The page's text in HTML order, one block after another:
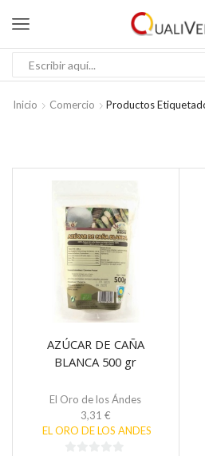
Inicio Comercio Productos
AZÚCAR DE CAÑA
BLANCA 500 gr
El Oro de los Ándes
3,31 €
EL ORO DE LOS ANDES